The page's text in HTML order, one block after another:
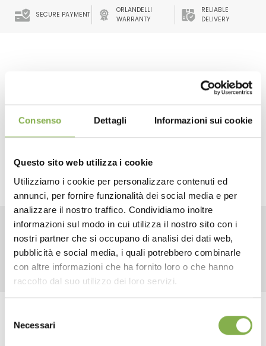
Consenso Dettagli Informazioni sui cookie
Questo sito web utilizza i cookie
Utilizziamo i cookie per personalizzare contenuti ed
annunci, per fornire funzionalità dei social media e per
analizzare il nostro traffico. Condividiamo inoltre
informazioni sul modo in cui utilizza il nostro sito con i
nostri partner che si occupano di analisi dei dati web,
pubblicità e social media, i quali potrebbero combinarle
con altre informazioni che ha fornito loro o che hanno
raccolto dal suo utilizzo dei loro servizi.
delNecessari
SECURE PAYMENT
ORLANDELLI
WARRANTY
RELIABLE
DELIVERY
It meets every need but specially ideal for herbs and
vegetables.
Strong wire mesh construction with 5” castors. Every
single part is hot deep galvanized.
RELATED PRODUCTS
DOWNLOAD
TECHNICAL DATA
SHEET
Log in or register to